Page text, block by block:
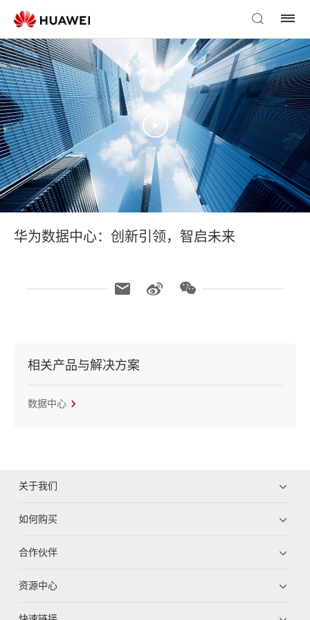
华为数据中心：创新引领，智启未来
相关产品与解决方案
数据中心
关于我们
如何购买
合作伙伴
资源中心